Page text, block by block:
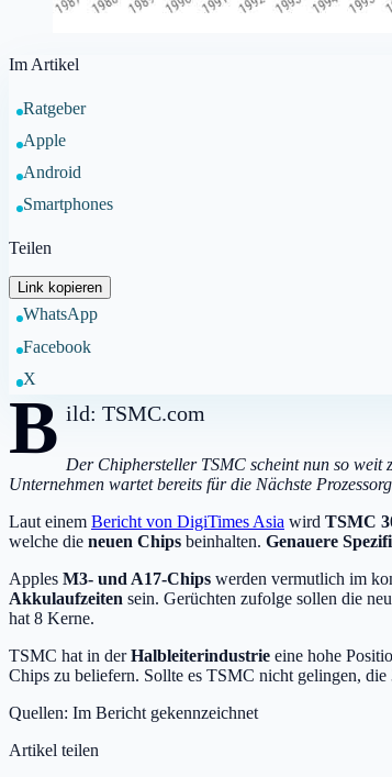
Im Artikel
Ratgeber
Apple
Android
Smartphones
Teilen
Link kopieren
WhatsApp
Facebook
X
B ild: TSMC.com
Der Chiphersteller TSMC scheint nun so
Unternehmen wartet bereits für die Nächste
Laut einem Bericht von DigiTimes Asia wird TSMC
welche die neuen Chips beinhalten. Genauere
Apples M3- und A17-Chips werden vermutlich im
Akkulaufzeiten sein. Gerüchten zufolge sollen die
hat 8 Kerne.
TSMC hat in derHalbleiterindustrie eine hohe
Chips zu beliefern. Sollte es TSMC nicht gelingen, die
Quellen: Im Bericht gekennzeichnet
Artikel teilen